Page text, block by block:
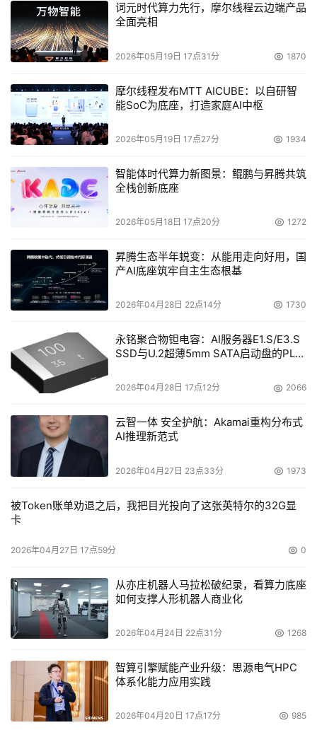
词元时代算力先行，摩尔线程云边端产品
全面亮相
2026年05月19日 17点31分 1870
摩尔线程发布MTT AICUBE：以自研智
能SoC为底座，打造家庭AI中枢
2026年05月19日 17点27分 1934
智能体时代算力新图景：鲲鹏与昇腾共筑
全栈创新底座
2026年05月18日 17点20分 1272
昇腾生态半年蜕变：从能用走向好用，国
产AI底座筑牢自主生态根基
2026年04月28日 22点14分 1730
永铭聚合物钽电容：AI服务器E1.S/E3.S
SSD与U.2超薄5mm SATA启动盘的PLP
2026年04月28日 17点12分 2066
云智一体 安全护航：Akamai重构分布式
AI推理新范式
2026年04月27日 23点33分 1973
被Token账单劝退之后，我把目光投向了这张英特尔的32G显
卡
2026年04月27日 17点59分 0
从亦庄机器人马拉松破纪录，看算力底座
如何支撑人形机器人商业化
2026年04月24日 22点31分 1268
智算引擎赋能产业升级：思源电气HPC
体系化能力应用实践
2026年04月20日 17点17分 985